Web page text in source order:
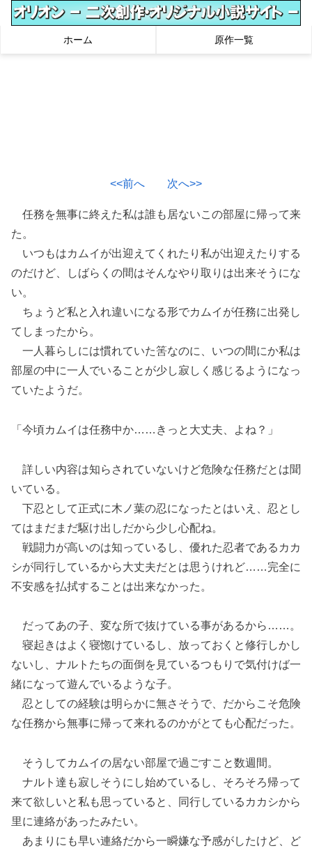
ホーム 原作一覧
<<前へ 次へ>>
任務を無事に終えた私は誰も居ないこの部屋に帰って来
た。
いつもはカムイが出迎えてくれたり私が出迎えたりする
のだけど、しばらくの間はそんなやり取りは出来そうにな
い。
ちょうど私と入れ違いになる形でカムイが任務に出発し
てしまったから。
一人暮らしには慣れていた筈なのに、いつの間にか私は
部屋の中に一人でいることが少し寂しく感じるようになっ
ていたようだ。
「今頃カムイは任務中か……きっと大丈夫、よね？」
詳しい内容は知らされていないけど危険な任務だとは聞
いている。
下忍として正式に木ノ葉の忍になったとはいえ、忍とし
てはまだまだ駆け出しだから少し心配ね。
戦闘力が高いのは知っているし、優れた忍者であるカカ
シが同行しているから大丈夫だとは思うけれど……完全に
不安感を払拭することは出来なかった。
だってあの子、変な所で抜けている事があるから……。
寝起きはよく寝惚けているし、放っておくと修行しかし
ないし、ナルトたちの面倒を見ているつもりで気付けば一
緒になって遊んでいるような子。
忍としての経験は明らかに無さそうで、だからこそ危険
な任務から無事に帰って来れるのかがとても心配だった。
そうしてカムイの居ない部屋で過ごすこと数週間。
ナルト達も寂しそうにし始めているし、そろそろ帰って
来て欲しいと私も思っていると、同行しているカカシから
里に連絡があったみたい。
あまりにも早い連絡だから一瞬嫌な予感がしたけど、ど